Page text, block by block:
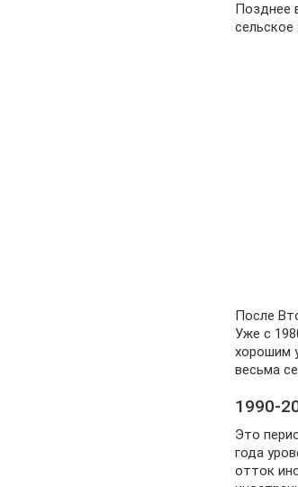
Позднее
После
Уже с
хорошим
весьма
1990-
Это
года
отток